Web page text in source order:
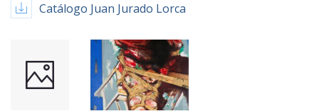
Catálogo Juan Jurado Lorca